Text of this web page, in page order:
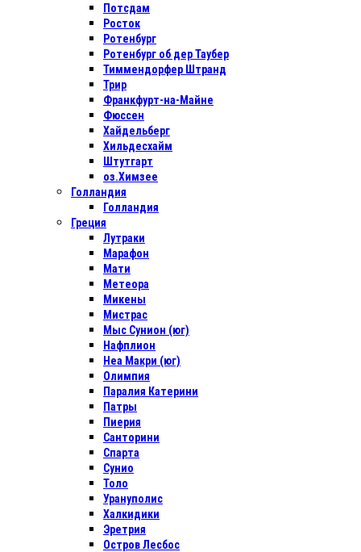
Потсдам
Росток
Ротенбург
Ротенбург об дер Таубер
Тиммендорфер Штранд
Трир
Франкфурт-на-Майне
Фюссен
Хайдельберг
Хильдесхайм
Штутгарт
оз.Химзее
Голландия
Голландия
Греция
Лутраки
Марафон
Мати
Метеора
Микены
Мистрас
Мыс Сунион (юг)
Нафплион
Неа Макри (юг)
Олимпия
Паралия Катерини
Патры
Пиерия
Санторини
Спарта
Сунио
Толо
Урануполис
Халкидики
Эретрия
Остров Лесбос